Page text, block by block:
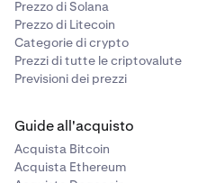
Prezzo di Solana
Prezzo di Litecoin
Categorie di crypto
Prezzi di tutte le criptovalute
Previsioni dei prezzi
Guide all'acquisto
Acquista Bitcoin
Acquista Ethereum